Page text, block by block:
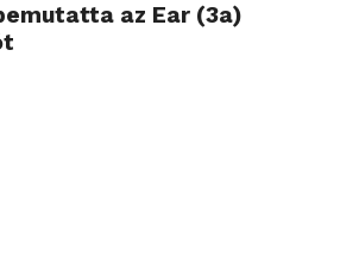
az Ear (3a)